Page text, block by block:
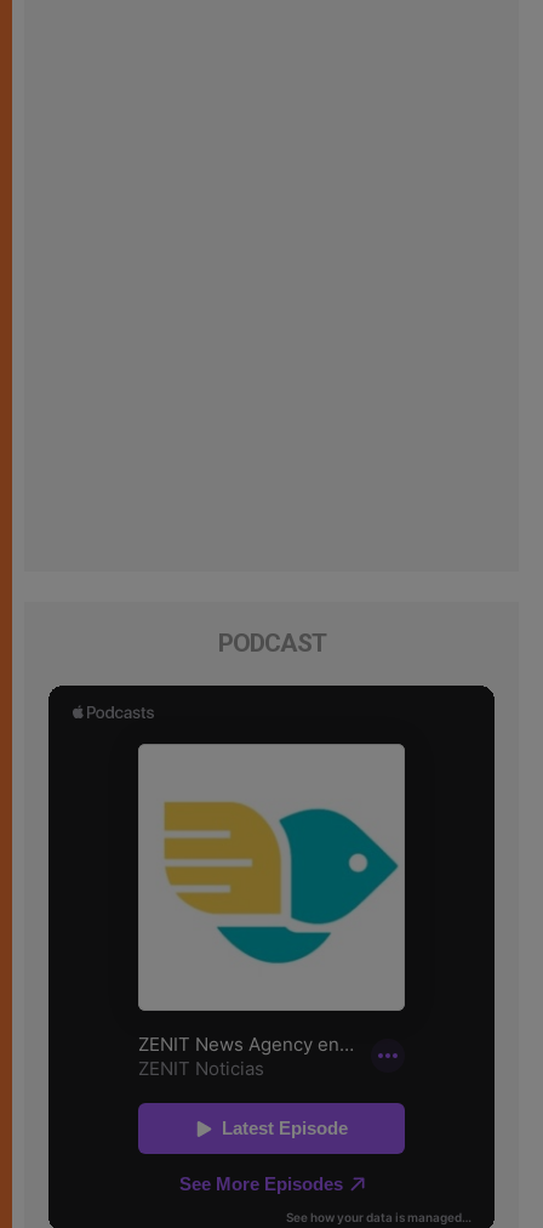
PODCAST